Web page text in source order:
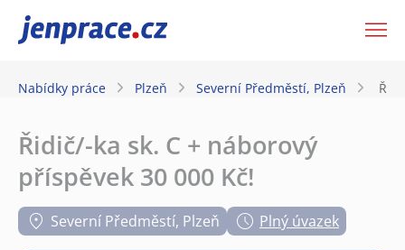
JenPráce.cz
Nabídky práce Plzeň Severní Předměstí, Plzeň
Řidič/-ka sk. C + náborový
příspěvek 30 000 Kč!
Severní Předměstí, Plzeň Plný úvazek